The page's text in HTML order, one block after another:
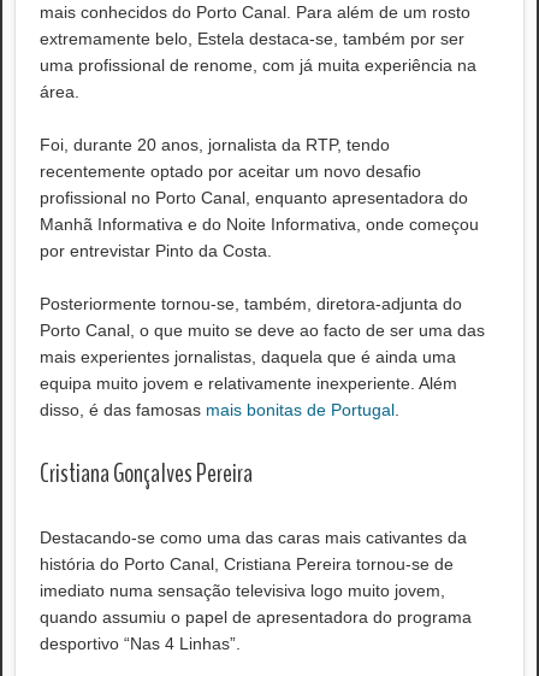
mais conhecidos do Porto Canal. Para além de um rosto
extremamente belo, Estela destaca-se, também por ser
uma profissional de renome, com já muita experiência na
área.
Foi, durante 20 anos, jornalista da RTP, tendo
recentemente optado por aceitar um novo desafio
profissional no Porto Canal, enquanto apresentadora do
Manhã Informativa e do Noite Informativa, onde começou
por entrevistar Pinto da Costa.
Posteriormente tornou-se, também, diretora-adjunta do
Porto Canal, o que muito se deve ao facto de ser uma das
mais experientes jornalistas, daquela que é ainda uma
equipa muito jovem e relativamente inexperiente. Além
disso, é das famosas mais bonitas de Portugal
Cristiana Gonçalves Pereira
Destacando-se como uma das caras mais cativantes da
história do Porto Canal, Cristiana Pereira tornou-se de
imediato numa sensação televisiva logo muito jovem,
quando assumiu o papel de apresentadora do programa
desportivo “Nas 4 Linhas”.